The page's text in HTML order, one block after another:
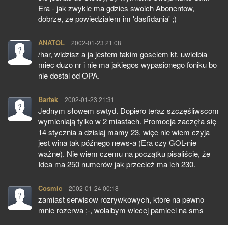
Era - jak zwykle ma gdzies swoich Abonentow,
dobrze, ze powiedzialem im 'dasfidania' ;)
ANATOL pisze:
2002-01-23 21:08
/har, widzisz a ja jestem takim gosciem kt. uwielbia
miec duzo nr i nie ma jakiegos wypasionego foniku bo
nie dostal od OPA.
Bartek pisze:
2002-01-23 21:31
Jednym słowem swtyd. Dopiero teraz szczęśliwscom
wymieniają tylko w 2 miastach. Promocja zaczęła się
14 stycznia a dzisiaj mamy 23, więc nie wiem czyja
jest wina tak późnego news-a (Era czy GOL-nie
ważne). Nie wiem czemu na początku pisaliście, że
Idea ma 250 numerów jak przecież ma ich 230.
Cosmic pisze:
2002-01-24 00:18
zamiast serwisow rozrywkowych, ktore na pewno
mnie rozerwa ;-, wolalbym wiecej pamieci na sms